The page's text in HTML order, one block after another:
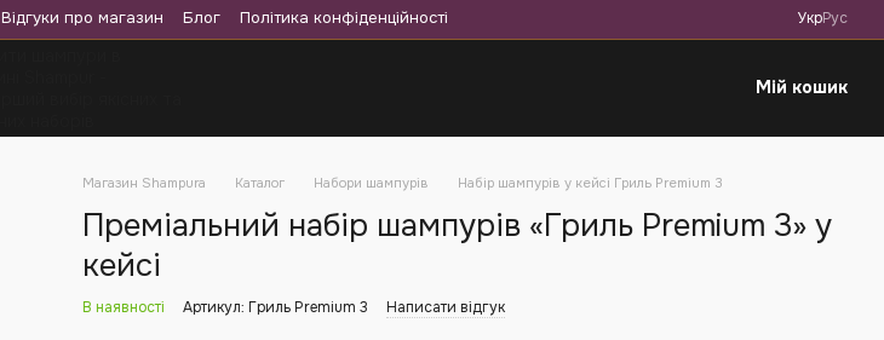
Відгуки про магазин Блог Політика конфіденційності УкрРус
Мій кошик
Магазин Shampura Каталог Набори шампурів Набір шампурів у кейсі Гриль Premium 3
Преміальний набір шампурів «Гриль Premium 3» у
кейсі
В наявності Артикул: Гриль Premium 3 Написати відгук